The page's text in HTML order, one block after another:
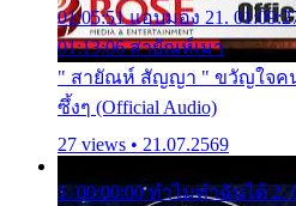
01:05:51 แอบมอง 21.
01:13:06 สายัณห์เมา
" สายัณห์ สัญญา " ขวัญใจคน
ซึ้งๆ (Official Audio)
27 views • 21.07.2569
1. 00:00:00 ทำไมทำฉันได้ 2.